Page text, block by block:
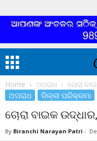
Home ଅପରାଧ ଚୋରା
ଅପରାଧ ଜିଲ୍ଲା ପରିକ୍ରମା
ଚୋରା ବାଇକ
By Biranchi Narayan Patri -